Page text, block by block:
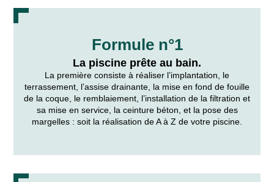
Formule n°1
La piscine prête au bain.
La première consiste à réaliser l’implantation, le
terrassement, l’assise drainante, la mise en fond de fouille
de la coque, le remblaiement, l’installation de la filtration et
sa mise en service, la ceinture béton, et la pose des
margelles : soit la réalisation de A à Z de votre piscine.